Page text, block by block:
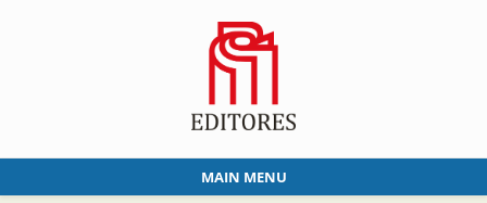
MAIN MENU